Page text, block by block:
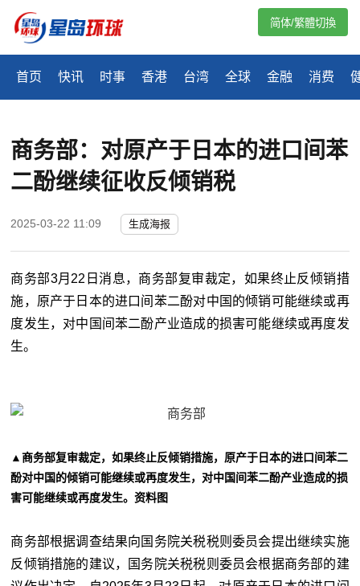
首页 快讯 时事 香港 台湾 全球 金融 消费
简体/繁體切換
商务部：对原产于日本的进口间苯
二酚继续征收反倾销税
2025-03-22 11:09 生成海报
商务部3月22日消息，商务部复审裁定，如果终止反倾销措
施，原产于日本的进口间苯二酚对中国的倾销可能继续或再
度发生，对中国间苯二酚产业造成的损害可能继续或再度发
生。
▲商务部复审裁定，如果终止反倾销措施，原产于日本的进口间苯二
酚对中国的倾销可能继续或再度发生，对中国间苯二酚产业造成的损
害可能继续或再度发生。资料图
商务部根据调查结果向国务院关税税则委员会提出继续实施
反倾销措施的建议，国务院关税税则委员会根据商务部的建